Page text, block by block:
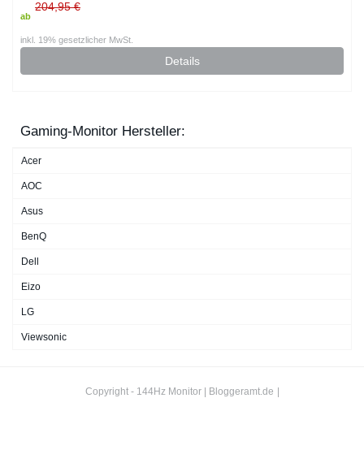
ab
204,95 €
inkl. 19% gesetzlicher MwSt.
Details
Gaming-Monitor Hersteller:
Acer
AOC
Asus
BenQ
Dell
Eizo
LG
Viewsonic
Copyright - 144Hz Monitor | Bloggeramt.de